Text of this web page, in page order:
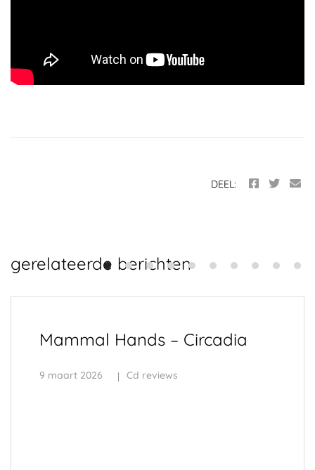
DEEL:
gerelateerde berichten
Mammal Hands – Circadia
9 maart 2026 Cd reviews